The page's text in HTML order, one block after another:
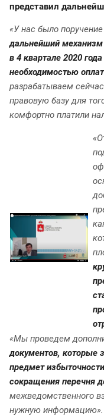
представил
«У нас было
дальнейший механизм
в 4 квартале 2020
необходимостью
разрабатываем
правовую базу для
комфортно платили
«Мы проведем
документов, которые
предмет
сокращения перечня
межведомственного
нужную информацию».